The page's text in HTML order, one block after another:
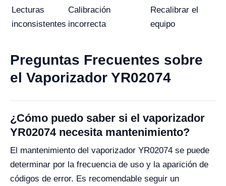
Lecturas
inconsistentes
Calibración
incorrecta
Recalibrar el
equipo
Preguntas Frecuentes sobre
el Vaporizador YR02074
¿Cómo puedo saber si el vaporizador
YR02074 necesita mantenimiento?
El mantenimiento del vaporizador YR02074 se puede
determinar por la frecuencia de uso y la aparición de
códigos de error. Es recomendable seguir un